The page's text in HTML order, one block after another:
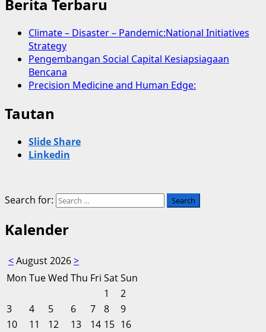
Berita Terbaru
Climate – Disaster – Pandemic:National Initiatives
Strategy
Pengembangan Social Capital Kesiapsiagaan
Bencana
Precision Medicine and Human Edge:
Tautan
Slide Share
Linkedin
Search for:
Kalender
<August 2026>
Mon TueWed Thu Fri SatSun
1
2
3
4 5 6 7 8
9
10
11 12 13 14 15 16